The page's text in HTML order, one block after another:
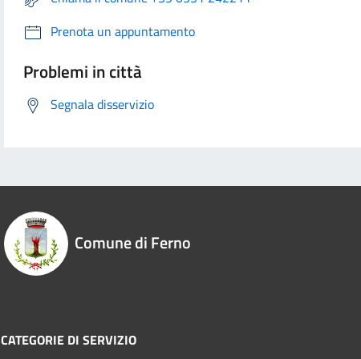
Prenota un appuntamento
Problemi in città
Segnala disservizio
Comune di Ferno
CATEGORIE DI SERVIZIO